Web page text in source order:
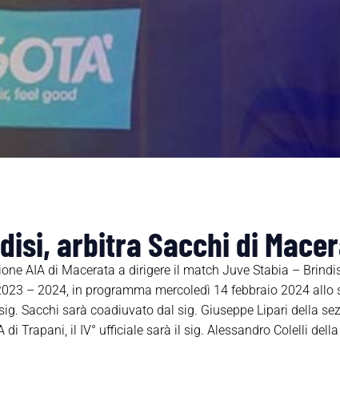
arbitra Sacchi di
AIA di Macerata a dirigere il match Juve Stabia –
– 2024, in programma mercoledì 14 febbraio 2024
Sacchi sarà coadiuvato dal sig. Giuseppe Lipari della
di Trapani, il IV° ufficiale sarà il sig. Alessandro Colelli